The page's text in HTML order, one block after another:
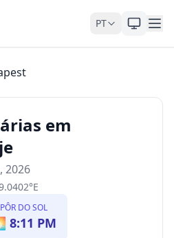
PT
em
2026
°E
PÔR DO SOL
8:11 PM